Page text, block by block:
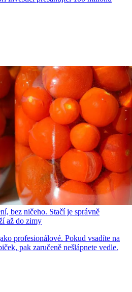
bez ničeho. Stačí je správně
až do zimy
profesionálové. Pokud vsadíte na
pak zaručeně nešlápnete vedle.